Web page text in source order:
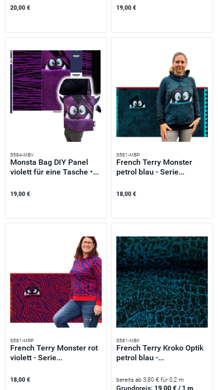
20,00 € 19,00 €
S584-MBV
Monsta Bag DIY Panel
violett für eine Tasche •...
19,00 €
S581-MBP
French Terry Monster
petrol blau - Serie...
18,00 €
S581-MRP
French Terry Monster rot
violett - Serie...
18,00 €
S581-MBK
French Terry Kroko Optik
petrol blau -...
bereits ab 3,80 € für 0,2 m
Grundpreis: 19,00 € / 1 m